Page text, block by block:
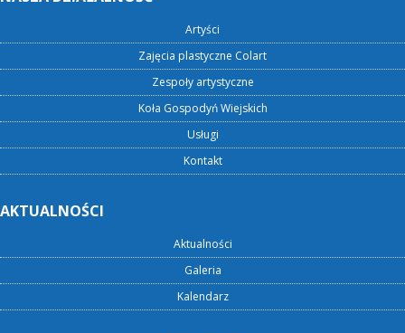
Artyści
Zajęcia plastyczne Colart
Zespoły artystyczne
Koła Gospodyń Wiejskich
Usługi
Kontakt
AKTUALNOŚCI
Aktualności
Galeria
Kalendarz